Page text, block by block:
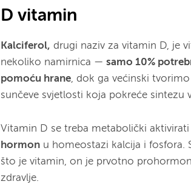
D vitamin
Kalciferol, drugi naziv za vitamin D, je
nekoliko namirnica —samo 10%
pomoću hrane, dok ga većinski
sunčeve svjetlosti koja pokreće sintezu
Vitamin D se treba metabolički
hormon u homeostazi kalcija i fosfora.
što je vitamin, on je prvotno
zdravlje.